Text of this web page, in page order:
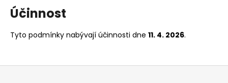
Účinnost
Tyto podmínky nabývají účinnosti dne 11. 4. 2026.